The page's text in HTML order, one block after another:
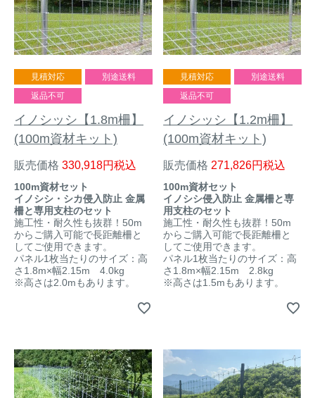
見積対応
別途送料
返品不可
イノシッシ【1.8m柵】
(100m資材キット)
販売価格 330,918 税込
100m資材セット
イノシシ・シカ侵入防止 金属
柵と専用支柱のセット
施工性・耐久性も抜群！50m
からご購入可能で長距離柵と
してご使用できます。
パネル1枚当たりのサイズ：高
さ1.8m×幅2.15m 4.0kg
※高さは2.0mもあります。
見積対応
別途送料
返品不可
イノシッシ【1.2m柵】
(100m資材キット)
販売価格 271,826 税込
100m資材セット
イノシシ侵入防止 金属柵と専
用支柱のセット
施工性・耐久性も抜群！50m
からご購入可能で長距離柵と
してご使用できます。
パネル1枚当たりのサイズ：高
さ1.8m×幅2.15m 2.8kg
※高さは1.5mもあります。